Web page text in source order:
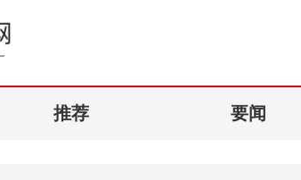
推荐 要闻